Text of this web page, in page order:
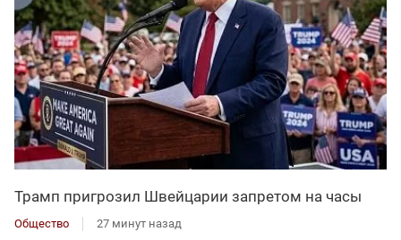
Трамп пригрозил Швейцарии запретом на часы
Общество 27 минут назад